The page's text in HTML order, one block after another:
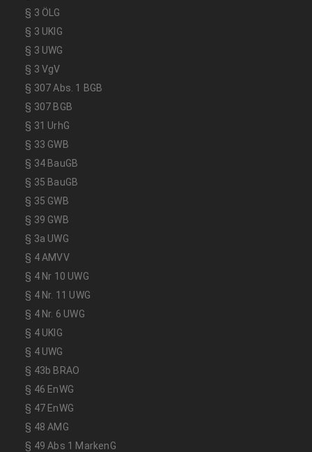
§ 3 ÖLG
§ 3 UKlG
§ 3 UWG
§ 3 VgV
§ 307 Abs. 1 BGB
§ 307 BGB
§ 31 UrhG
§ 33 GWB
§ 34 BauGB
§ 35 BauGB
§ 35 GWB
§ 39 GWB
§ 3a UWG
§ 4 AMVV
§ 4 Nr 10 UWG
§ 4 Nr. 11 UWG
§ 4 Nr. 6 UWG
§ 4 UKlG
§ 4 UWG
§ 43b BRAO
§ 46 EnWG
§ 47 EnWG
§ 48 AMG
§ 49 Abs 1 MarkenG